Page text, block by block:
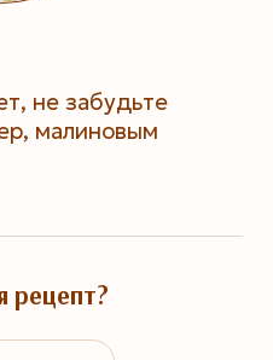
не забудьте
малиновым
рецепт?